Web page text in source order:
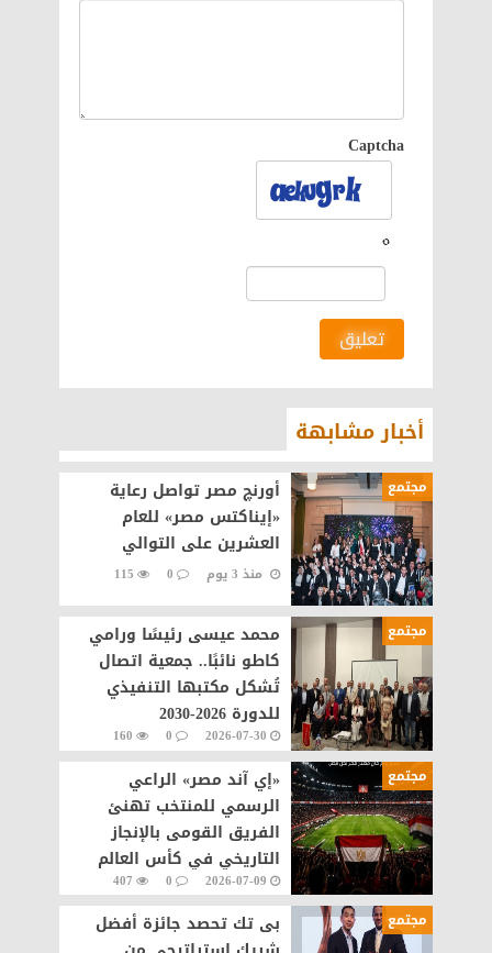
Captcha
تعليق
أخبار مشابهة
مجتمع
أورنچ مصر تواصل رعاية
«إيناكتس مصر» للعام
العشرين على التوالي
منذ 3 يوم 0
115
مجتمع
محمد عيسى رئيسًا ورامي
كاطو نائبًا.. جمعية اتصال
تُشكل مكتبها التنفيذي
للدورة 2026-2030
2026-07-30
0
160
مجتمع
«إي آند مصر» الراعي
الرسمي للمنتخب تهنئ
الفريق القومى بالإنجاز
التاريخي في كأس العالم
2026-07-09
0
407
مجتمع
بى تك تحصد جائزة أفضل